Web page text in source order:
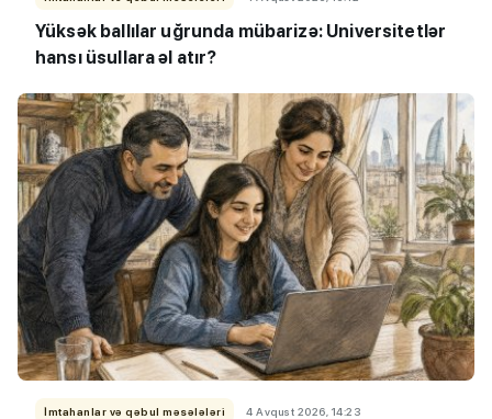
Yüksək ballılar uğrunda mübarizə: Universitetlər
hansı üsullara əl atır?
İmtahanlar və qəbul məsələləri 4 Avqust 2026, 14:23